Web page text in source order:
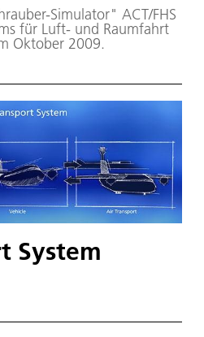
Simulator" ACT/FHS
für Luft- und Raumfahrt
Oktober 2009.
System